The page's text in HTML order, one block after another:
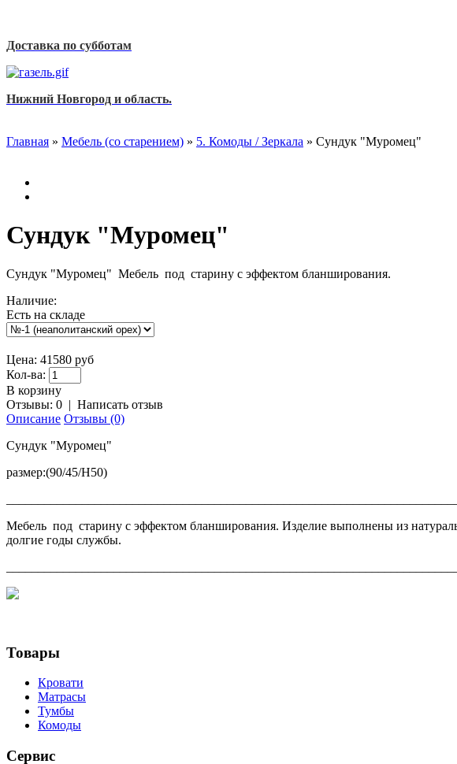
Доставка по субботам
Нижний Новгород и область.
Главная » Мебель (со старением) » 5. Комоды / Зеркала » Сундук "Муромец"
Сундук "Муромец"
Сундук "Муромец" Мебель под старину с эффектом бланширования.
Наличие:
Есть на складе
Цена: 41580 руб
Кол-ва:
В корзину
Отзывы: 0 | Написать отзыв
Описание Отзывы (0)
Сундук "Муромец"
размер:(90/45/Н50)
Мебель под старину с эффектом бланширования. Изделие выполнены из
долгие годы службы.
Товары
Кровати
Матрасы
Тумбы
Комоды
Сервис